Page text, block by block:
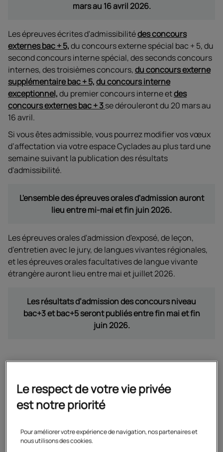
mars au 16 avril 2026.
Les épreuves écrites d'admissibilitédes concours
externes bac + 5,du concours externe spécial bac + 5, du
second concours interne spécial, des seconds concours
internes, des troisièmes concours,du concours externe
supplémentaire bac + 5,du concours interne
exceptionnel,du premier concours interne etdes
concours externes bac + 3se dérouleront du 20 mars au
16 avril.
Si vous êtes admissible, vous pourrez modifier vos vœux
d’affectation via votre espace Cyclades au plus tard une
semaine suivant la publication des résultats
d'admissibilité.
L'ensemble des épreuves orales d'admission auront
lieu entre mi-mai et fin juin 2026.
Les épreuves orales d'admission d'exposé, de leçon,
d’entretien avec le jury, de langues vivantes régionales,
et les épreuves orales facultatives de langue vivante
étrangère auront lieu entre mai et juillet 2026.
Les résultats d’admission des concours niveau
bac+3 et bac+5 seront publiés entre fin mai et fin
juin 2026.
Le respect de votre vie privée
est notre priorité
Pour améliorer votre expérience de navigation, nos partenaires et
nous utilisons des cookies.